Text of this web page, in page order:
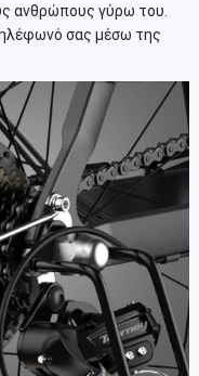
ανθρώπους γύρω του.
σας μέσω της